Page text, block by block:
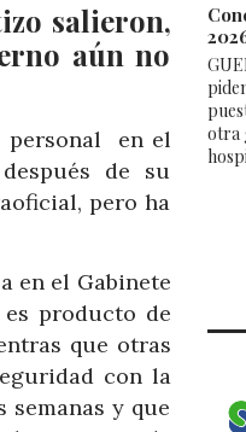
salieron,
aún no
personal en el
de su
pero ha
en el Gabinete
producto de
que otras
con la
y que
otra